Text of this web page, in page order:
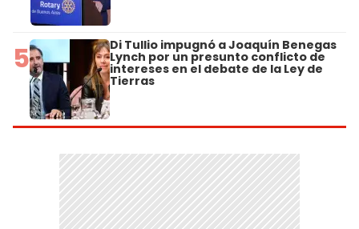
5 Di Tullio impugnó a Joaquín Benegas
Lynch por un presunto conflicto de
intereses en el debate de la Ley de
Tierras